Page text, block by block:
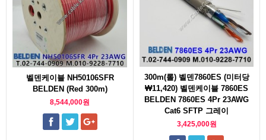
벨덴케이블 NH50106SFR
BELDEN (Red 300m)
8,544,000원
300m(롤) 벨덴7860ES (미터당
₩11,420) 벨덴케이블 7860ES
BELDEN 7860ES 4Pr 23AWG
Cat6 SFTP 그레이
3,425,000원